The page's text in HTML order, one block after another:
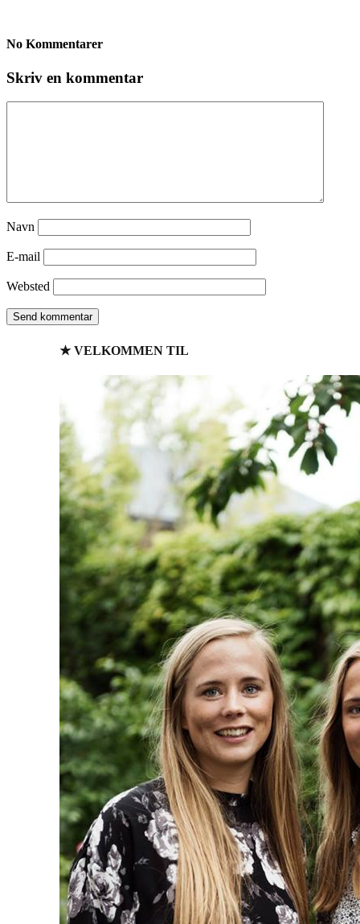
No Kommentarer
Skriv en kommentar
Navn
E-mail
Websted
★ VELKOMMEN TIL